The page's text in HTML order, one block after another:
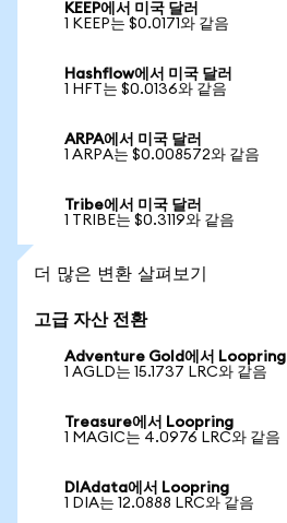
KEEP에서 미국 달러
1 KEEP는 $0.0171와 같음
Hashflow에서 미국 달러
1 HFT는 $0.0136와 같음
ARPA에서 미국 달러
1 ARPA는 $0.008572와 같음
Tribe에서 미국 달러
1 TRIBE는 $0.3119와 같음
더 많은 변환 살펴보기
고급 자산 전환
Adventure Gold에서 Loopring
1 AGLD는 15.1737 LRC와 같음
Treasure에서 Loopring
1 MAGIC는 4.0976 LRC와 같음
DIAdata에서 Loopring
1 DIA는 12.0888 LRC와 같음